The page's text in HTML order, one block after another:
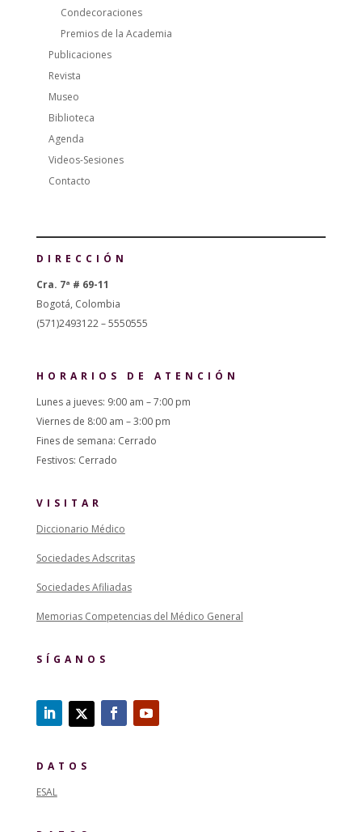
Condecoraciones
Premios de la Academia
Publicaciones
Revista
Museo
Biblioteca
Agenda
Videos-Sesiones
Contacto
DIRECCIÓN
Cra. 7ª # 69-11
Bogotá, Colombia
(571)2493122 – 5550555
HORARIOS DE ATENCIÓN
Lunes a jueves: 9:00 am – 7:00 pm
Viernes de 8:00 am – 3:00 pm
Fines de semana: Cerrado
Festivos: Cerrado
VISITAR
Diccionario Médico
Sociedades Adscritas
Sociedades Afiliadas
Memorias Competencias del Médico General
SÍGANOS
DATOS
ESAL